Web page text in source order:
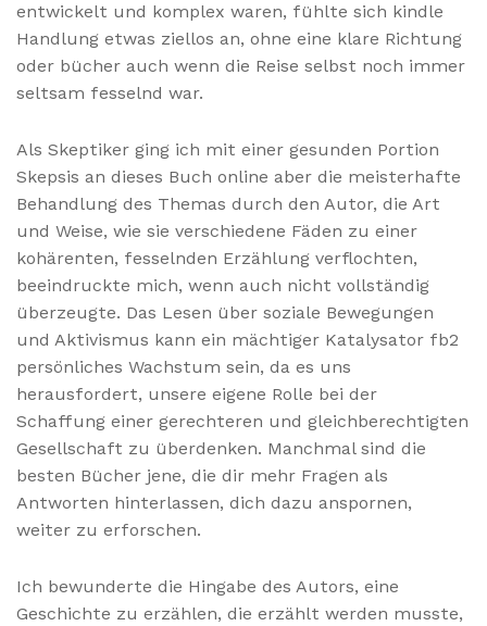
entwickelt und komplex waren, fühlte sich kindle
Handlung etwas ziellos an, ohne eine klare Richtung
oder bücher auch wenn die Reise selbst noch immer
seltsam fesselnd war.
Als Skeptiker ging ich mit einer gesunden Portion
Skepsis an dieses Buch online aber die meisterhafte
Behandlung des Themas durch den Autor, die Art
und Weise, wie sie verschiedene Fäden zu einer
kohärenten, fesselnden Erzählung verflochten,
beeindruckte mich, wenn auch nicht vollständig
überzeugte. Das Lesen über soziale Bewegungen
und Aktivismus kann ein mächtiger Katalysator fb2
persönliches Wachstum sein, da es uns
herausfordert, unsere eigene Rolle bei der
Schaffung einer gerechteren und gleichberechtigten
Gesellschaft zu überdenken. Manchmal sind die
besten Bücher jene, die dir mehr Fragen als
Antworten hinterlassen, dich dazu anspornen,
weiter zu erforschen.
Ich bewunderte die Hingabe des Autors, eine
Geschichte zu erzählen, die erzählt werden musste,